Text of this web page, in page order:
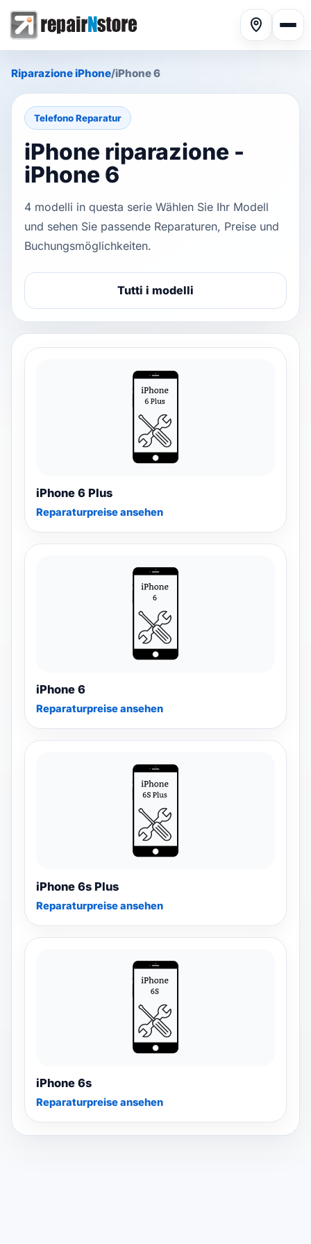
Riparazione smartphone
Riparazione tablet
Riparazione watch ▾
Blog & Ratgeber
SPRACHE
DE FR IT EN
Riparazione iPhone/iPhone 6
Telefono Reparatur
iPhone riparazione -
iPhone 6
4 modelli in questa serie Wählen Sie Ihr Modell
und sehen Sie passende Reparaturen, Preise und
Buchungsmöglichkeiten.
Tutti i modelli
iPhone 6 Plus
Reparaturpreise ansehen
iPhone 6
Reparaturpreise ansehen
iPhone 6s Plus
Reparaturpreise ansehen
iPhone 6s
Reparaturpreise ansehen